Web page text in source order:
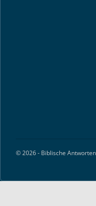
© 2026 - Biblische